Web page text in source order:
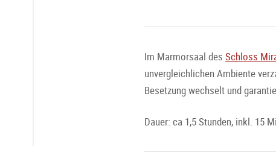
Im Marmorsaal des Schloss
unvergleichlichen Ambiente
Besetzung wechselt und
Dauer: ca 1,5 Stunden, inkl. 15